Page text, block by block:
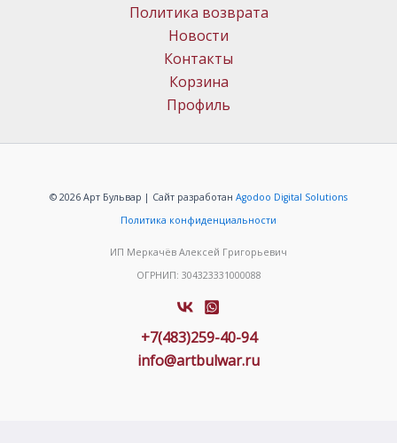
Политика возврата
Новости
Контакты
Корзина
Профиль
© 2026 Арт Бульвар | Сайт разработан Agodoo Digital Solutions
Политика конфиденциальности
ИП Меркачёв Алексей Григорьевич
ОГРНИП: 304323331000088
+7(483)259-40-94
info@artbulwar.ru